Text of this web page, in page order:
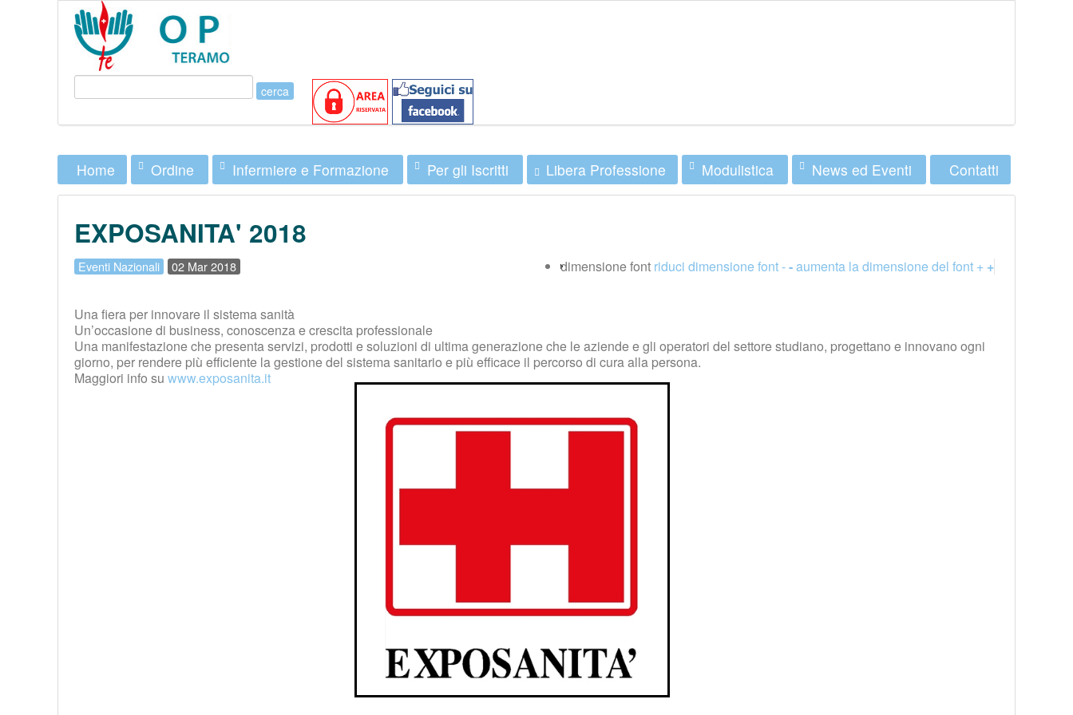
Home Ordine Infermiere e Formazione Per gli Iscritti Libera Professione Modulistica News ed Eventi Contatti
EXPOSANITA' 2018
Eventi Nazionali 02 Mar 2018 dimensione font riduci dimensione font --aumenta la dimensione del font + +
Una fiera per innovare il sistema sanità
Un’occasione di business, conoscenza e crescita professionale
Una manifestazione che presenta servizi, prodotti e soluzioni di ultima generazione che le aziende e gli operatori del settore studiano, progettano e innovano ogni
giorno, per rendere più efficiente la gestione del sistema sanitario e più efficace il percorso di cura alla persona.
Maggiori info su www.exposanita.it